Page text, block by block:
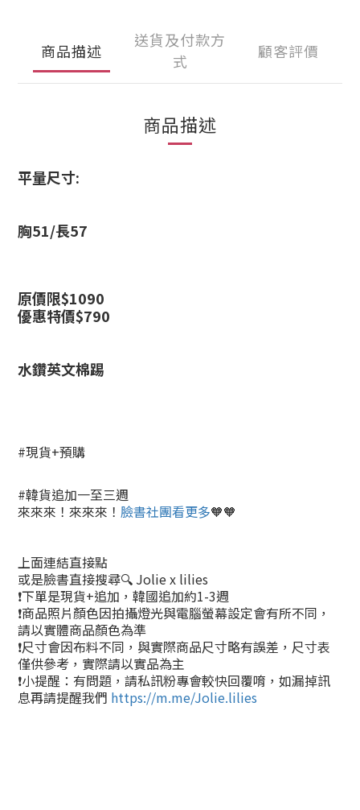
商品描述
送貨及付款方
式
顧客評價
商品描述
平量尺寸:
胸51/長57
原價限$1090
優惠特價$790
水鑽英文棉踢
#現貨+預購
#韓貨追加一至三週
來來來！來來來！ 臉書社團看更多🧡🧡
上面連結直接點
或是臉書直接搜尋🔍 Jolie x lilies
❗下單是現貨+追加，韓國追加約1-3週
❗商品照片顏色因拍攝燈光與電腦螢幕設定會有所不同，
請以實體商品顏色為準
❗尺寸會因布料不同，與實際商品尺寸略有誤差，尺寸表
僅供參考，實際請以實品為主
❗小提醒：有問題，請私訊粉專會較快回覆唷，如漏掉訊
息再請提醒我們 https://m.me/Jolie.lilies